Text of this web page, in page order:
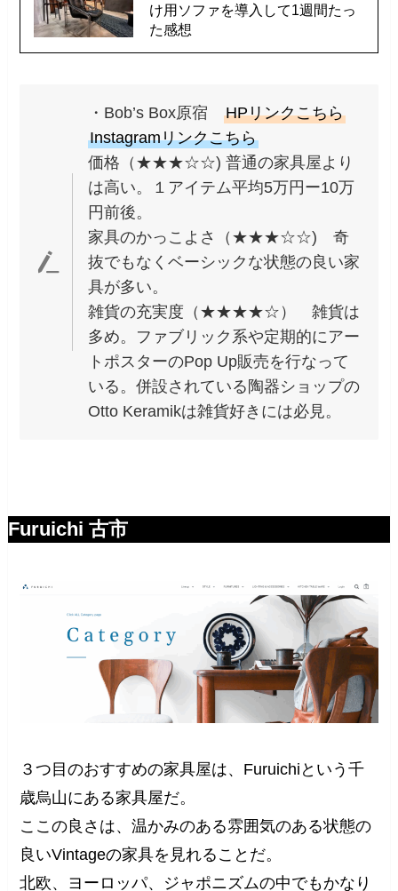
け用ソファを導入して1週間たっ
た感想
・Bob’s Box原宿 HPリンクこちら
Instagramリンクこちら
価格（★★★☆☆) 普通の家具屋より
は高い。１アイテム平均5万円ー10万
円前後。
家具のかっこよさ（★★★☆☆) 奇
抜でもなくベーシックな状態の良い家
具が多い。
雑貨の充実度（★★★★☆） 雑貨は
多め。ファブリック系や定期的にアー
トポスターのPop Up販売を行なって
いる。併設されている陶器ショップの
Otto Keramikは雑貨好きには必見。
Furuichi 古市
３つ目のおすすめの家具屋は、Furuichiという千
歳烏山にある家具屋だ。
ここの良さは、温かみのある雰囲気のある状態の
良いVintageの家具を見れることだ。
北欧、ヨーロッパ、ジャポニズムの中でもかなり